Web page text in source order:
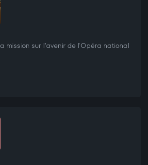
mission sur l'avenir de l'Opéra national